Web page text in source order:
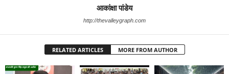
आकांक्षा पांडेय
http://thevalleygraph.com
RELATED ARTICLES MORE FROM AUTHOR